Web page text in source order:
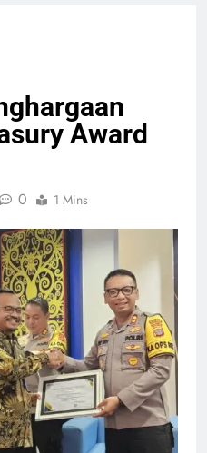
Award
0 1 Mins